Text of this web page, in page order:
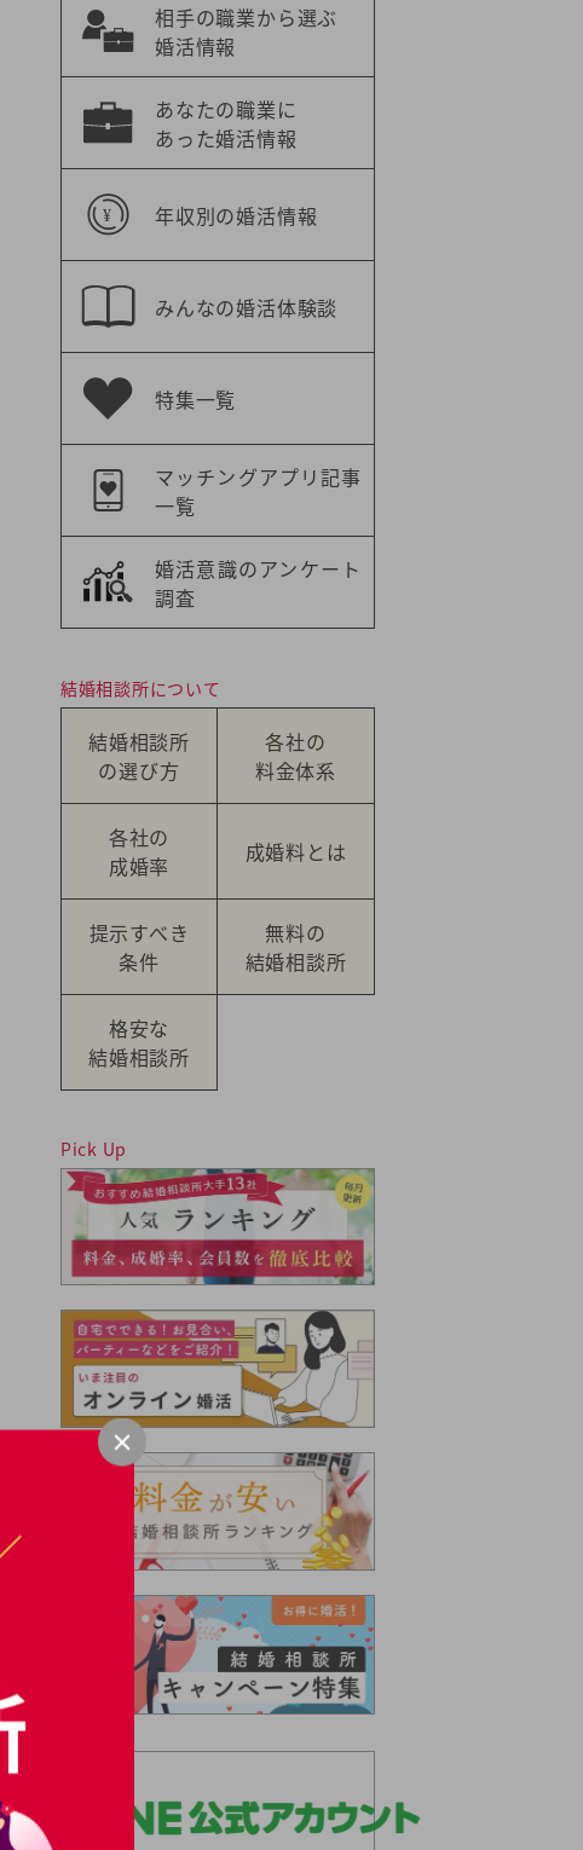
相手の職業から選ぶ
婚活情報
あなたの職業に
あった婚活情報
年収別の婚活情報
みんなの婚活体験談
特集一覧
マッチングアプリ記事
一覧
婚活意識のアンケート
調査
結婚相談所について
結婚相談所
の選び方
各社の
料金体系
各社の
成婚率
成婚料とは
提示すべき
条件
無料の
結婚相談所
格安な
結婚相談所
Pick Up